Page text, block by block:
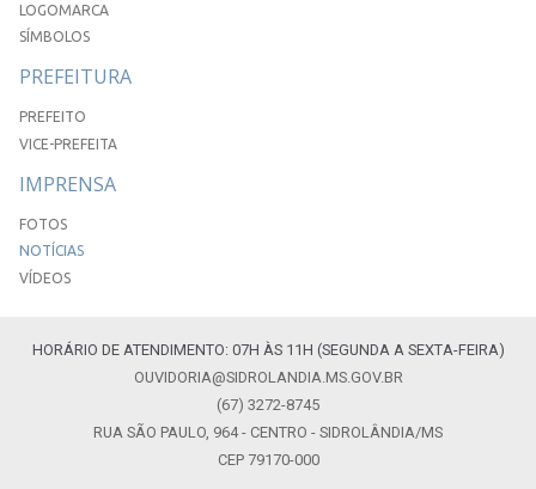
LOGOMARCA
SÍMBOLOS
PREFEITURA
PREFEITO
VICE-PREFEITA
IMPRENSA
FOTOS
NOTÍCIAS
VÍDEOS
HORÁRIO DE ATENDIMENTO: 07H ÀS 11H (SEGUNDA A SEXTA-FEIRA)
OUVIDORIA@SIDROLANDIA.MS.GOV.BR
(67) 3272-8745
RUA SÃO PAULO, 964 - CENTRO - SIDROLÂNDIA/MS
CEP 79170-000